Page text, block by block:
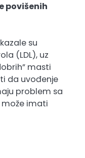
povišenih
su
(LDL), uz
masti
da uvođenje
problem sa
imati